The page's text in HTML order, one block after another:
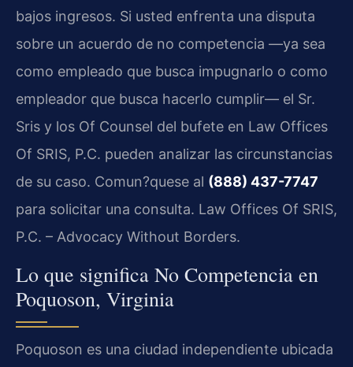
bajos ingresos. Si usted enfrenta una disputa
sobre un acuerdo de no competencia —ya sea
como empleado que busca impugnarlo o como
empleador que busca hacerlo cumplir— el Sr.
Sris y los Of Counsel del bufete en Law Offices
Of SRIS, P.C. pueden analizar las circunstancias
de su caso. Comun?quese al (888) 437-7747
para solicitar una consulta. Law Offices Of SRIS,
P.C. – Advocacy Without Borders.
Lo que significa No Competencia en
Poquoson, Virginia
Poquoson es una ciudad independiente ubicada